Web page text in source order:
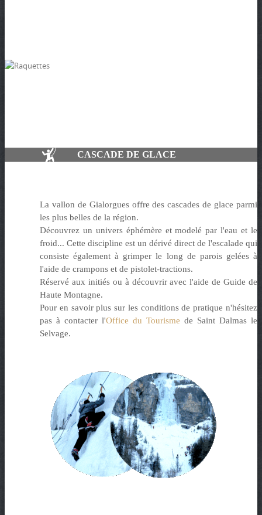
CASCADE DE GLACE
La vallon de Gialorgues offre des cascades de glace parmi
les plus belles de la région.
Découvrez un univers éphémère et modelé par l'eau et le
froid... Cette discipline est un dérivé direct de l'escalade qui
consiste également à grimper le long de parois gelées à
l'aide de crampons et de pistolet-tractions.
Réservé aux initiés ou à découvrir avec l'aide de Guide de
Haute Montagne.
Pour en savoir plus sur les conditions de pratique n'hésitez
pas à contacter l'Office du Tourisme de Saint Dalmas le
Selvage.